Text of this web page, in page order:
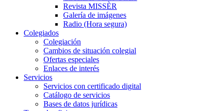
Revista MISSÈR
Galería de imágenes
Radio (Hora segura)
Colegiados
Colegiación
Cambios de situación colegial
Ofertas especiales
Enlaces de interés
Servicios
Servicios con certificado digital
Catálogo de servicios
Bases de datos jurídicas